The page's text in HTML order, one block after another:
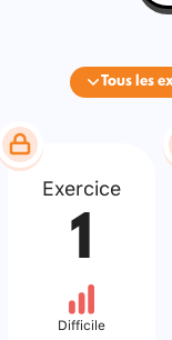
Tous les
Exercice
1
Difficile